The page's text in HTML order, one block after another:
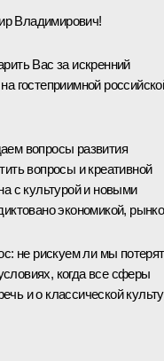
Владимирович!
Вас за искренний
гостеприимной
вопросы развития
вопросы и креативной
с культурой и новыми
экономикой,
не рискуем ли мы
когда все сферы
и о классической